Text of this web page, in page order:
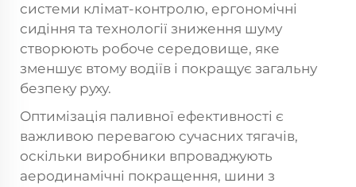
системи клімат-контролю, ергономічні
сидіння та технології зниження шуму
створюють робоче середовище, яке
зменшує втому водіїв і покращує загальну
безпеку руху.
Оптимізація паливної ефективності є
важливою перевагою сучасних тягачів,
оскільки виробники впроваджують
аеродинамічні покращення, шини з